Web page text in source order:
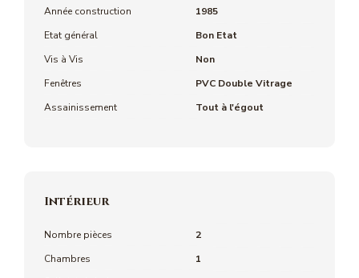
Année construction
1985
Etat général
Bon Etat
Vis à Vis
Non
Fenêtres
PVC Double Vitrage
Assainissement
Tout à l'égout
Intérieur
Nombre pièces
2
Chambres
1